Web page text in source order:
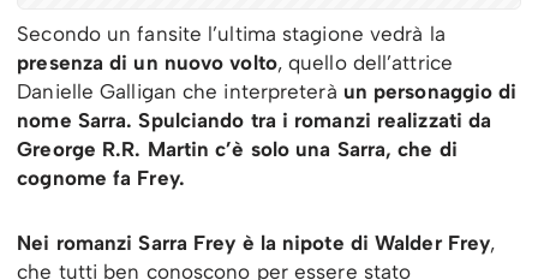
Secondo un fansite l’ultima stagione vedrà la
presenza di un nuovo volto, quello dell’attrice
Danielle Galligan che interpreterà un personaggio di
nome Sarra. Spulciando tra i romanzi realizzati da
Greorge R.R. Martin c’è solo una Sarra, che di
cognome fa Frey.
Nei romanzi Sarra Frey è la nipote di Walder Frey,
che tutti ben conoscono per essere stato